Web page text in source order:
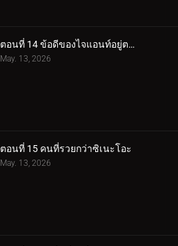
ตอนที่ 14 ข้อดีของไจแอนท์อยู่ตรงไหน
May. 13, 2026
ตอนที่ 15 คนที่รวยกว่าซิเนะโอะ
May. 13, 2026